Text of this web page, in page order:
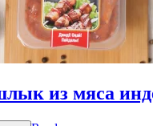
из мяса